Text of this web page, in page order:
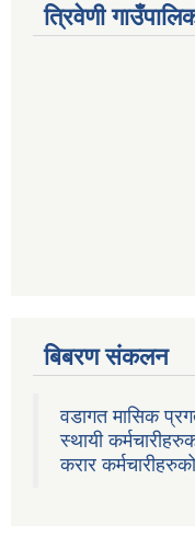
त्रिवेणी
बिबरण संकलन
वडागत मासिक
स्थायी
करार